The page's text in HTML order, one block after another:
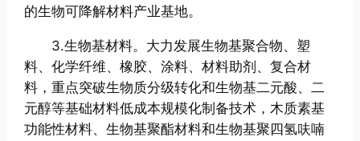
的生物可降解材料产业基地。
3.生物基材料。大力发展生物基聚合物、塑
料、化学纤维、橡胶、涂料、材料助剂、复合材
料，重点突破生物质分级转化和生物基二元酸、二
元醇等基础材料低成本规模化制备技术，木质素基
功能性材料、生物基聚酯材料和生物基聚四氢呋喃